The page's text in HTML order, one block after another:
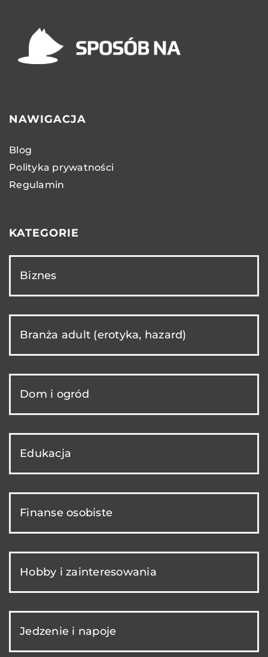
NAWIGACJA
Blog
Polityka prywatności
Regulamin
KATEGORIE
Biznes
Branża adult (erotyka, hazard)
Dom i ogród
Edukacja
Finanse osobiste
Hobby i zainteresowania
Jedzenie i napoje